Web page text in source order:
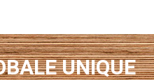
UNIQUE